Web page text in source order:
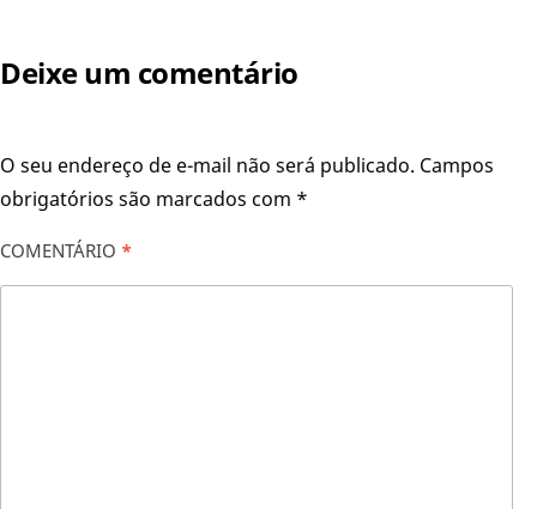
Deixe um comentário
O seu endereço de e-mail não será publicado. Campos
obrigatórios são marcados com *
COMENTÁRIO *